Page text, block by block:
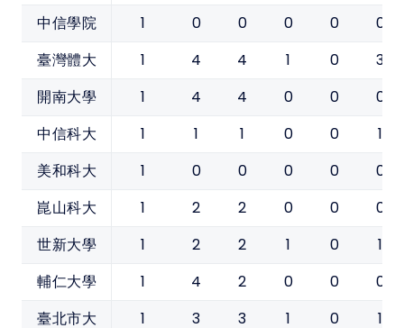
中信學院 1 0 0 0 0 0
臺灣體大 1 4 4 1 0 3
開南大學 1 4 4 0 0 0
中信科大 1 1 1 0 0 1
美和科大 1 0 0 0 0 0
崑山科大 1 2 2 0 0 0
世新大學 1 2 2 1 0 1
輔仁大學 1 4 2 0 0 0
臺北市大 1 3 3 1 0 1